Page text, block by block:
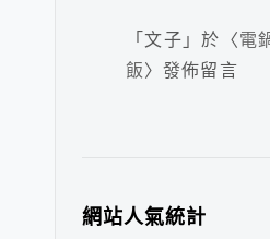
「文子 」於〈電
飯〉發佈留言
網站人氣統計